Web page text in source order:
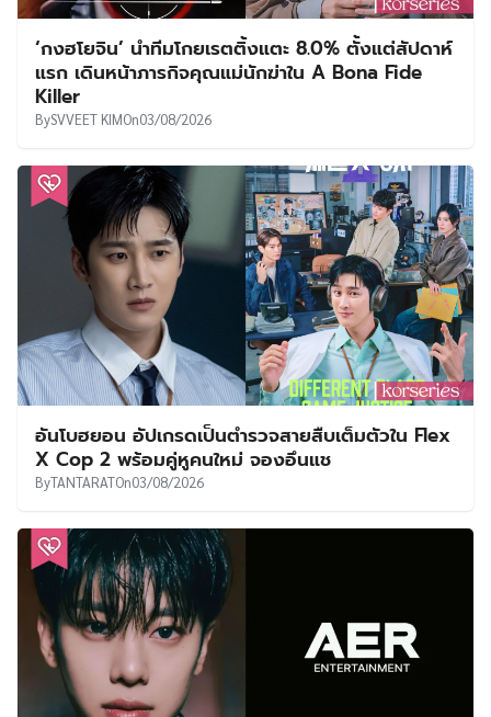
‘กงฮโยจิน’ นำทีมโกยเรตติ้งแตะ 8.0% ตั้งแต่สัปดาห์
แรก เดินหน้าภารกิจคุณแม่นักฆ่าใน A Bona Fide
Killer
BySVVEET KIMOn03/08/2026
อันโบฮยอน อัปเกรดเป็นตำรวจสายสืบเต็มตัวใน Flex
X Cop 2 พร้อมคู่หูคนใหม่ จองอึนแช
ByTANTARATOn03/08/2026